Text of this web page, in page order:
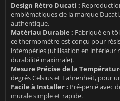
Design Rétro Ducati :
emblématiques de la marque
authentique.
Matériau Durable : Fabriqué en
ce thermomètre est conçu pour
intempéries (utilisation en intérieur
durabilité maximale).
Mesure Précise de la
degrés Celsius et Fahrenheit, pour
Facile à Installer : Pré-percé avec
murale simple et rapide.